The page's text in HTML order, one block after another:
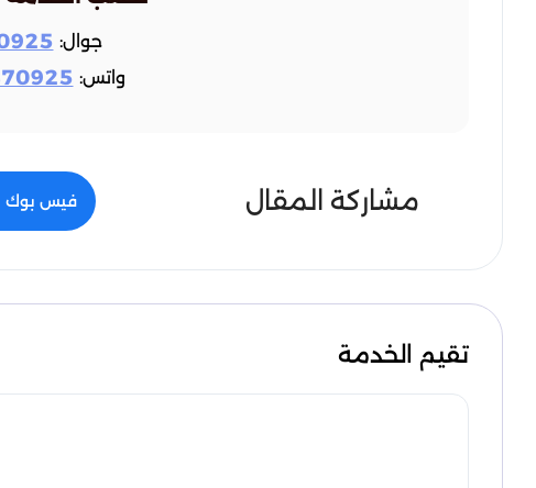
جوال:
واتس:
مشاركة المقال فيس بوك
تقيم الخدمة